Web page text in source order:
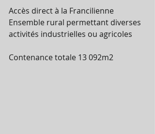
Accès direct à la Francilienne
Ensemble rural permettant diverses
activités industrielles ou agricoles
Contenance totale 13 092m2